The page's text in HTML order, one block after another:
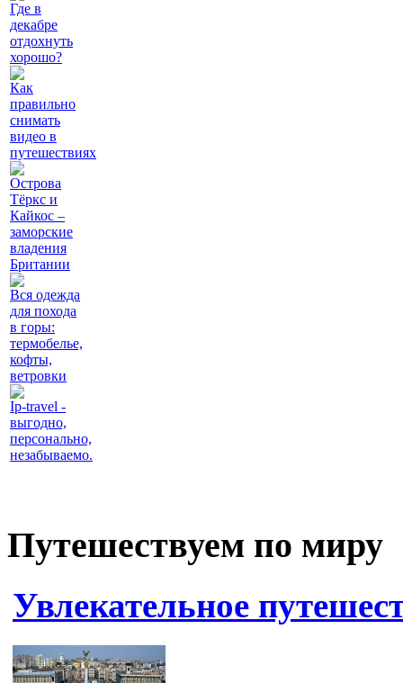
Где в
декабре
отдохнуть
хорошо?
Как
правильно
снимать
видео в
путешествиях
Острова
Тёркс и
Кайкос –
заморские
владения
Британии
Вся одежда
для похода
в горы:
термобелье,
кофты,
ветровки
Ip-travel -
выгодно,
персонально,
незабываемо.
Путешествуем по миру
Увлекательное